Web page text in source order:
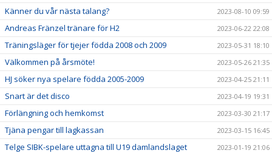
Känner du vår nästa talang? 2023-08-10 09:59
Andreas Fränzel tränare för H2 2023-06-22 22:08
Träningsläger för tjejer födda 2008 och 2009 2023-05-31 18:10
Välkommen på årsmöte! 2023-05-26 21:35
HJ söker nya spelare födda 2005-2009 2023-04-25 21:11
Snart är det disco 2023-04-19 19:31
Förlängning och hemkomst 2023-03-30 21:17
Tjäna pengar till lagkassan 2023-03-15 16:45
Telge SIBK-spelare uttagna till U19 damlandslaget 2023-01-19 21:06